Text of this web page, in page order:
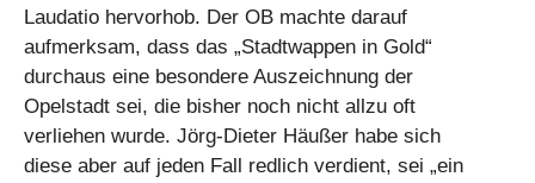
Laudatio hervorhob. Der OB machte darauf
aufmerksam, dass das „Stadtwappen in Gold“
durchaus eine besondere Auszeichnung der
Opelstadt sei, die bisher noch nicht allzu oft
verliehen wurde. Jörg-Dieter Häußer habe sich
diese aber auf jeden Fall redlich verdient, sei „ein